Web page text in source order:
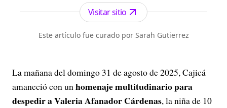
Visitar sitio
Este artículo fue curado por Sarah Gutierrez
La mañana del domingo 31 de agosto de 2025, Cajicá
amaneció con unhomenaje multitudinario para
despedir a Valeria Afanador Cárdenas, la niña de 10